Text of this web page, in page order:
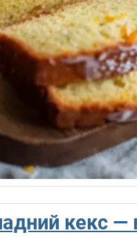
кекс —